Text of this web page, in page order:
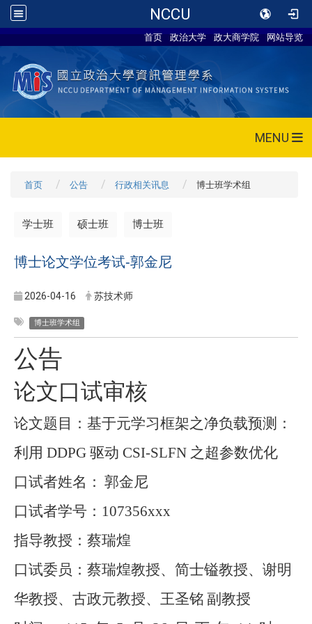
NCCU
首页 政治大学 政大商学院 网站导览
MENU
首页 公告 行政相关讯息 博士班学术组
学士班 硕士班 博士班
博士论文学位考试-郭金尼
2026-04-16 苏技术师
博士班学术组
公告
论文口试审核
论文题目：基于元学习框架之净负载预测：
利用 DDPG 驱动 CSI-SLFN 之超参数优化
口试者姓名： 郭金尼
口试者学号： 107356xxx
指导教授：蔡瑞煌
口试委员： 蔡瑞煌教授、 简士镒教授、 谢明
华教授、 古政元教授、 王圣铭 副教授